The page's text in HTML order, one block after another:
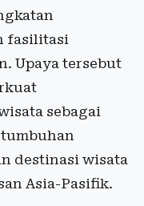
fasilitasi
Upaya tersebut
sebagai
destinasi wisata
Asia-Pasifik.